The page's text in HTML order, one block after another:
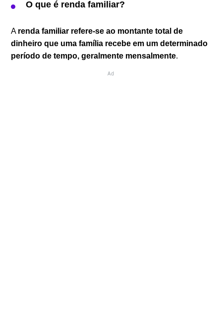
Como calcular renda familiar mensal
O que NÃO deve entrar no cálculo da renda
familiar
Exemplos de composição familiar
O que é renda familiar?
A renda familiar refere-se ao montante total de
dinheiro que uma família recebe em um determinado
período de tempo, geralmente mensalmente.
Ad